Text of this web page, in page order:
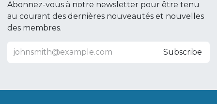
Abonnez-vous à notre newsletter pour être tenu
au courant des dernières nouveautés et nouvelles
des membres.
Subscribe